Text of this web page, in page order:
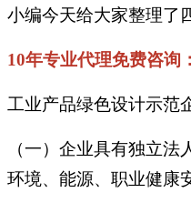
小编今天给大家整理了
10年专业代理免费咨询
工业产品绿色设计示范
（一）企业具有独立
环境、能源、职业健康